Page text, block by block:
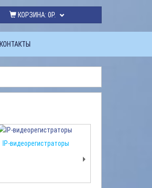
КОРЗИНА: 0Р.
КОНТАКТЫ
IP-видеорегистраторы